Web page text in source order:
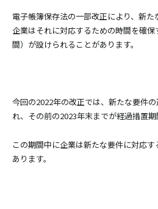
電子帳簿保存法の一部改正により、新た
企業はそれに対応するための時間を確
間）が設けられることがあります。
今回の2022年の改正では、新たな要件
れ、その前の2023年末までが経過措置期
この期間中に企業は新たな要件に対応
あります。